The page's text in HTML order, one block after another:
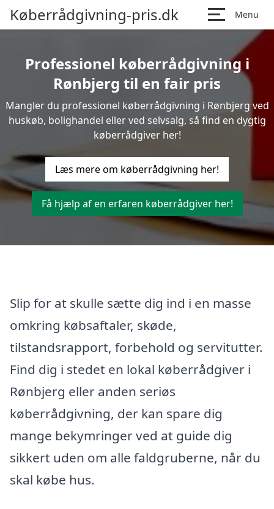
Køberrådgivning-pris.dk Menu
Professionel køberrådgivning i
Rønbjerg til en fair pris
Mangler du professionel køberrådgivning i Rønbjerg ved
huskøb, bolighandel eller ved selvsalg, så find en dygtig
køberrådgiver her!
Læs mere om køberrådgivning her!
Få hjælp af en erfaren køberrådgiver her!
Slip for at skulle sætte dig ind i en masse
omkring købsaftaler, skøde,
tilstandsrapport, forbehold og servitutter.
Find dig i stedet en lokal køberrådgiver i
Rønbjerg eller anden seriøs
køberrådgivning, der kan spare dig
mange bekymringer ved at guide dig
sikkert uden om alle faldgruberne, når du
skal købe hus.